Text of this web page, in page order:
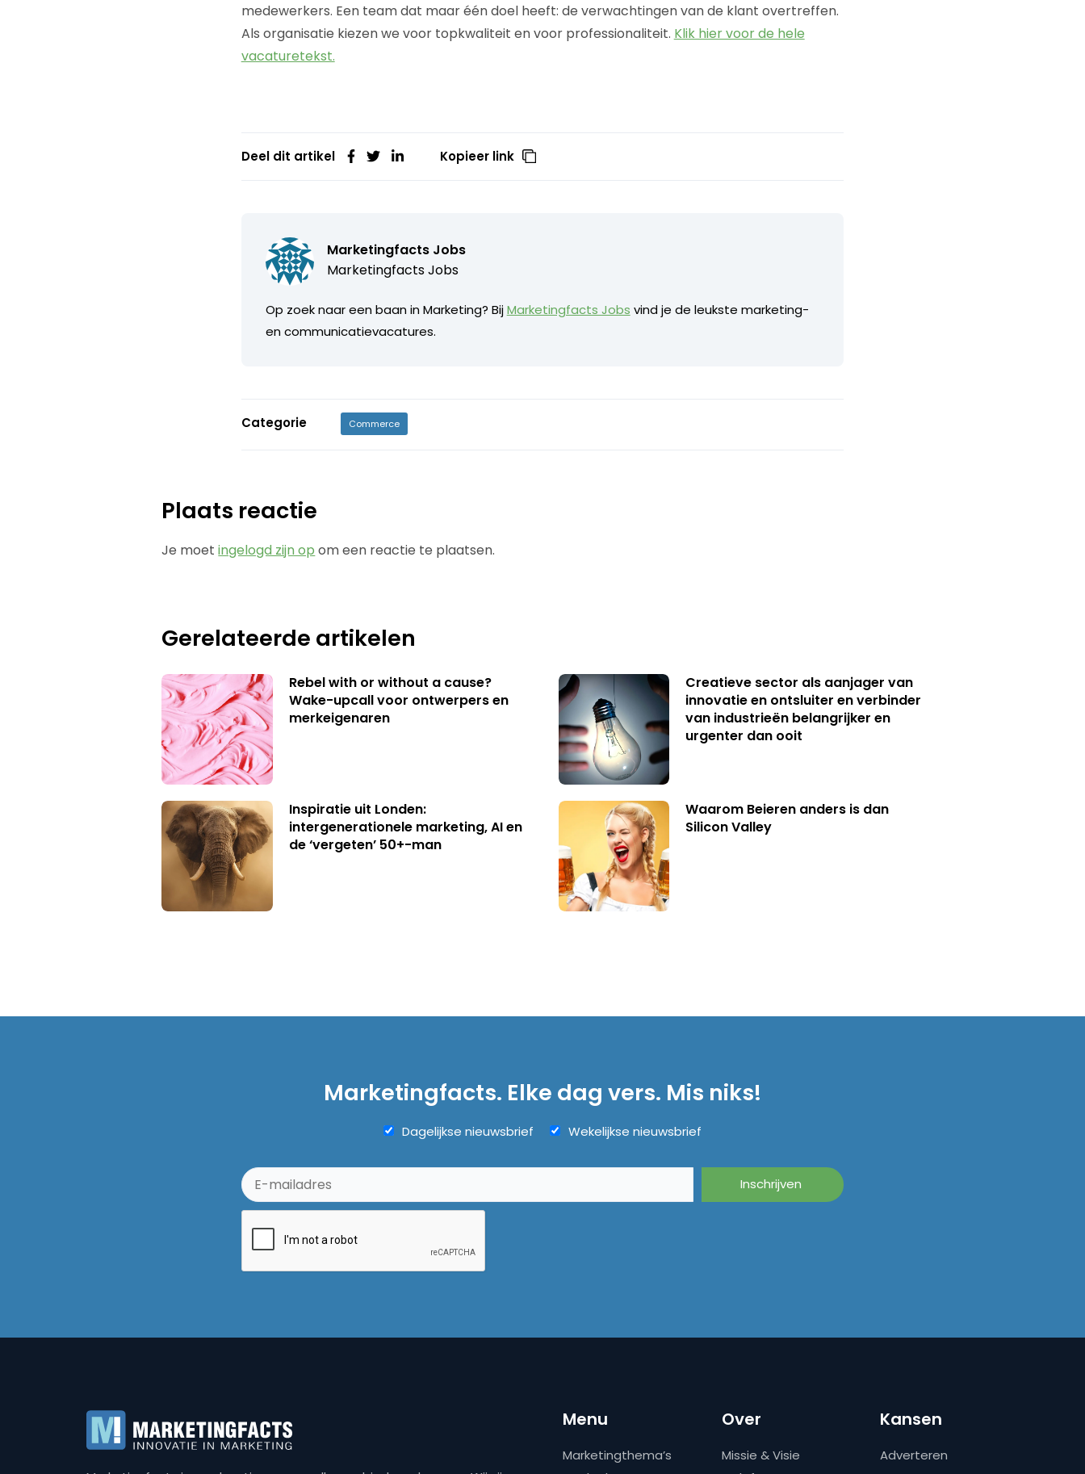
medewerkers. Een team dat maar één doel heeft: de verwachtingen van de klant overtreffen.
Als organisatie kiezen we voor topkwaliteit en voor professionaliteit. Klik hier voor de hele
vacaturetekst.
Deel dit artikel Kopieer link
Marketingfacts Jobs
Marketingfacts Jobs
Op zoek naar een baan in Marketing? BijMarketingfacts Jobs vind je de leukste marketing-
en communicatievacatures.
Categorie Commerce
Plaats reactie
Je moetingelogd zijn op om een reactie te plaatsen.
Gerelateerde artikelen
Rebel with or without a cause?
Wake-upcall voor ontwerpers en
merkeigenaren
Creatieve sector als aanjager van
innovatie en ontsluiter en verbinder
van industrieën belangrijker en
urgenter dan ooit
Inspiratie uit Londen:
intergenerationele marketing, AI en
de ‘vergeten’ 50+-man
Waarom Beieren anders is dan
Silicon Valley
Marketingfacts. Elke dag vers. Mis niks!
Dagelijkse nieuwsbrief Wekelijkse nieuwsbrief
Menu
Marketingthema’s
Over
Missie & Visie
Kansen
Adverteren